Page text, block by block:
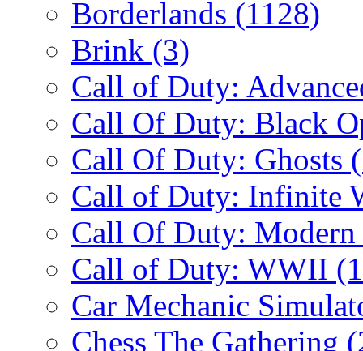
Borderlands (1128)
Brink (3)
Call of Duty:
Call Of Duty: Black
Call Of Duty: Ghosts
Call of Duty: Infinite
Call Of Duty:
Call of Duty: WWII
Car Mechanic
Chess The Gathering